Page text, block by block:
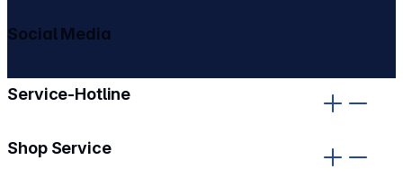
Service-Hotline
Shop Service
Social Media